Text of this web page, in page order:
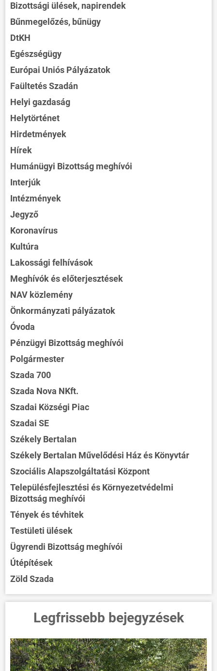
Bizottsági ülések, napirendek
Bűnmegelőzés, bűnügy
DtKH
Egészségügy
Európai Uniós Pályázatok
Faültetés Szadán
Helyi gazdaság
Helytörténet
Hirdetmények
Hírek
Humánügyi Bizottság meghívói
Interjúk
Intézmények
Jegyző
Koronavírus
Kultúra
Lakossági felhívások
Meghívók és előterjesztések
NAV közlemény
Önkormányzati pályázatok
Óvoda
Pénzügyi Bizottság meghívói
Polgármester
Szada 700
Szada Nova NKft.
Szadai Községi Piac
Szadai SE
Székely Bertalan
Székely Bertalan Művelődési Ház és Könyvtár
Szociális Alapszolgáltatási Központ
Településfejlesztési és Környezetvédelmi
Bizottság meghívói
Tények és tévhitek
Testületi ülések
Ügyrendi Bizottság meghívói
Útépítések
Zöld Szada
Legfrissebb bejegyzések